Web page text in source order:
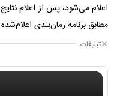
اعلام می‌شود، پس از اعلام
مطابق برنامه زمان‌بندی
تبلیغات